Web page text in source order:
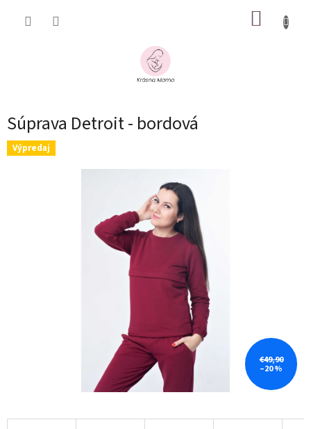
Súprava Detroit - bordová
Výpredaj
€49,90
–20 %